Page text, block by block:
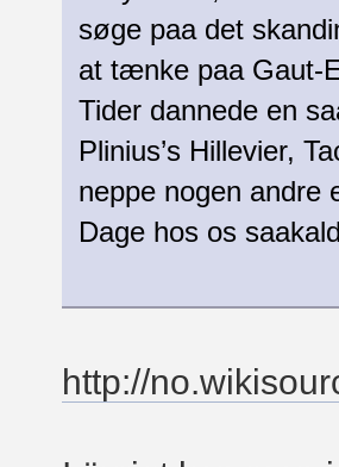
søge paa det
at tænke paa Gaut-
Tider dannede en
Plinius’s Hillevier,
neppe nogen andre
Dage hos os
http://